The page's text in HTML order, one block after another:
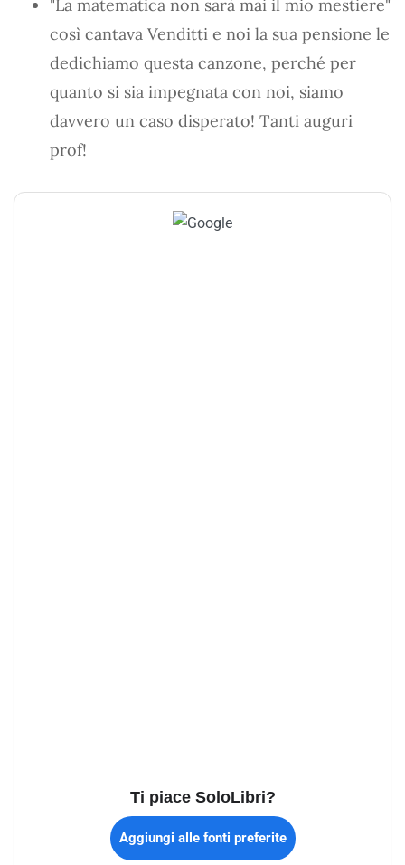
"La matematica non sarà mai il mio mestiere"
così cantava Venditti e noi la sua pensione le
dedichiamo questa canzone, perché per
quanto si sia impegnata con noi, siamo
davvero un caso disperato! Tanti auguri
prof!
Ti piace SoloLibri?
Aggiungi alle fonti preferite